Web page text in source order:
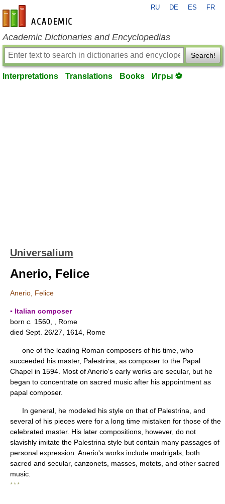
en-academic.com
RU DE ES FR
Academic Dictionaries and Encyclopedias
Search!
Interpretations Translations Books Игры ⚽
Universalium
Anerio, Felice
Anerio, Felice
▪ Italian composer
born c. 1560, , Rome
died Sept. 26/27, 1614, Rome
one of the leading Roman composers of his time, who
succeeded his master, Palestrina, as composer to the Papal
Chapel in 1594. Most of Anerio's early works are secular, but he
began to concentrate on sacred music after his appointment as
papal composer.
In general, he modeled his style on that of Palestrina, and
several of his pieces were for a long time mistaken for those of the
celebrated master. His later compositions, however, do not
slavishly imitate the Palestrina style but contain many passages of
personal expression. Anerio's works include madrigals, both
sacred and secular, canzonets, masses, motets, and other sacred
music.
* * *